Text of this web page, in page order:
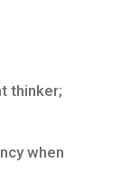
thinker;
when